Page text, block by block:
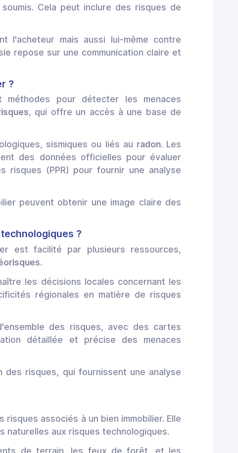
Cela peut inclure des risques de
l'acheteur mais aussi lui-même contre
repose sur une communication claire et
?
méthodes pour détecter les menaces
, qui offre un accès à une base de
sismiques ou liés au radon. Les
des données officielles pour évaluer
risques (PPR) pour fournir une analyse
peuvent obtenir une image claire des
?
est facilité par plusieurs ressources,
.
les décisions locales concernant les
régionales en matière de risques
des risques, avec des cartes
détaillée et précise des menaces
risques, qui fournissent une analyse
associés à un bien immobilier. Elle
naturelles aux risques technologiques.
de terrain, les feux de forêt, et les